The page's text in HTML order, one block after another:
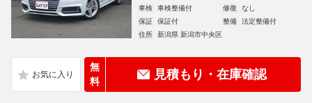
車検
車検整備付 修復
なし
保証
保証付 整備
法定整備付
住所
新潟県 新潟市中央区
無
料
見積もり・在庫確認